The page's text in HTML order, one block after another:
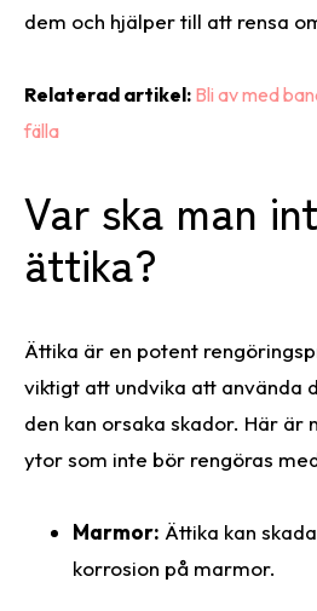
dem och hjälper till att rensa
Relaterad artikel: Bli av med
fälla
Var ska man
ättika?
Ättika är en potent
viktigt att undvika att använda
den kan orsaka skador. Här är
ytor som inte bör rengöras
Marmor: Ättika kan
korrosion på marmor.